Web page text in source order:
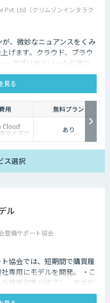
Pvt. Ltd（クリムゾンインタラク
、微妙なニュアンスをくみ
げます。クラウド、ブラウ
・アプリ内といった必要な
法チェックを可能にしま
見る
用
無料プラン
Cloud
マイズが
別途ご相
ださい
あり
ス選択
ル
整備サポート協会
協会では、短期間で購買履
専用にモデルを開発。 ・こ
情報収集が終了し、具体的
。